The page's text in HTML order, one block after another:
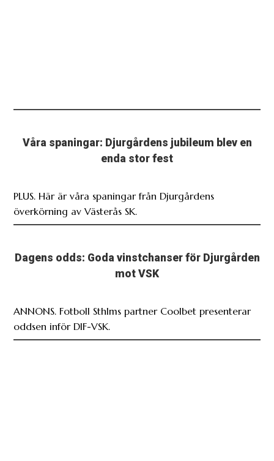
Våra spaningar: Djurgårdens jubileum blev en
enda stor fest
PLUS. Här är våra spaningar från Djurgårdens
överkörning av Västerås SK.
Dagens odds: Goda vinstchanser för Djurgården
mot VSK
ANNONS. Fotboll Sthlms partner Coolbet presenterar
oddsen inför DIF-VSK.